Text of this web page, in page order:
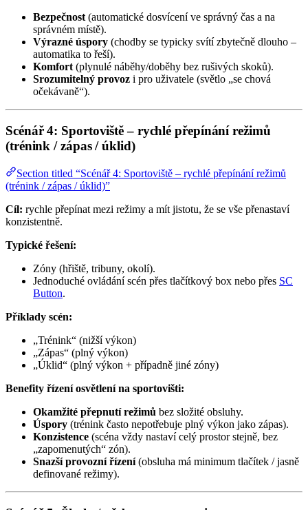
Bezpečnost (automatické dosvícení ve správný čas a na
správném místě).
Výrazné úspory (chodby se typicky svítí zbytečně dlouho –
automatika to řeší).
Komfort (plynulé náběhy/doběhy bez rušivých skoků).
Srozumitelný provoz i pro uživatele (světlo „se chová
očekávaně“).
Scénář 4: Sportoviště – rychlé přepínání režimů
(trénink / zápas / úklid)
Section titled “Scénář 4: Sportoviště – rychlé přepínání režimů
(trénink / zápas / úklid)”
Cíl: rychle přepínat mezi režimy a mít jistotu, že se vše přenastaví
konzistentně.
Typické řešení:
Zóny (hřiště, tribuny, okolí).
Jednoduché ovládání scén přes tlačítkový box nebo přes SC
Button.
Příklady scén:
„Trénink“ (nižší výkon)
„Zápas“ (plný výkon)
„Úklid“ (plný výkon + případně jiné zóny)
Benefity řízení osvětlení na sportovišti:
Okamžité přepnutí režimů bez složité obsluhy.
Úspory (trénink často nepotřebuje plný výkon jako zápas).
Konzistence (scéna vždy nastaví celý prostor stejně, bez
„zapomenutých“ zón).
Snazší provozní řízení(obsluha má minimum tlačítek / jasně
definované režimy).